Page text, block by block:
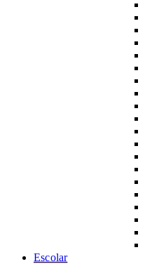
Escolar